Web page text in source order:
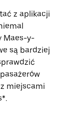
z aplikacji
Maes-y-
są bardziej
miejscami